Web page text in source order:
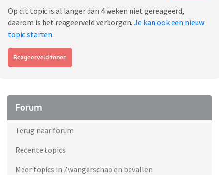
Op dit topic is al langer dan 4 weken niet gereageerd,
daarom is het reageerveld verborgen. Je kan ook een nieuw
topic starten.
Reageerveld tonen
Forum
Terug naar forum
Recente topics
Meer topics in Zwangerschap en bevallen